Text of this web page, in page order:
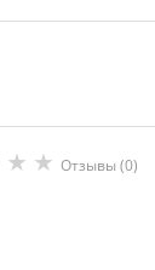
★ ★ Отзывы (0)